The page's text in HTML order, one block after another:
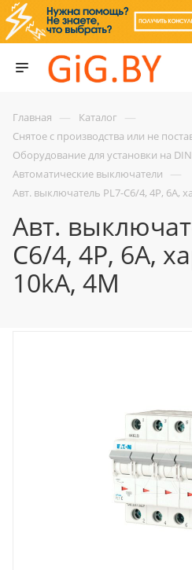
Главная — Каталог —
Снятое с производства или не
Оборудование для установки на
Автоматические выключатели —
Авт. выключатель PL7-C6/4, 4P, 6A,
Авт.
C6/4, 4P, 6A,
10kA, 4M